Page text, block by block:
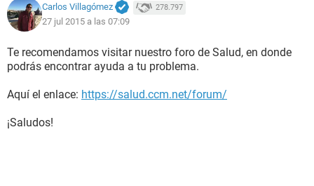
Carlos Villagómez 278.797
27 jul 2015 a las 07:09
Te recomendamos visitar nuestro foro de Salud, en donde
podrás encontrar ayuda a tu problema.
Aquí el enlace: https://salud.ccm.net/forum/
¡Saludos!